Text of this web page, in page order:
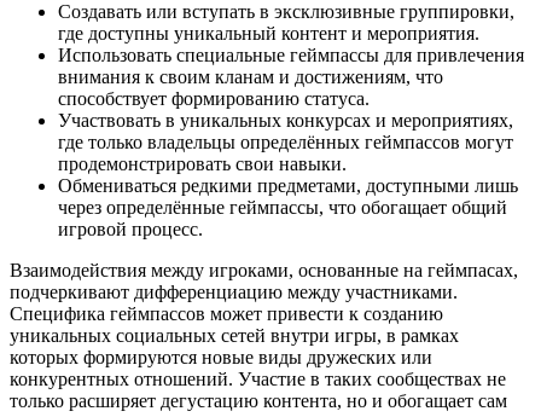
Создавать или вступать в эксклюзивные группировки,
где доступны уникальный контент и мероприятия.
Использовать специальные геймпассы для привлечения
внимания к своим кланам и достижениям, что
способствует формированию статуса.
Участвовать в уникальных конкурсах и мероприятиях,
где только владельцы определённых геймпассов могут
продемонстрировать свои навыки.
Обмениваться редкими предметами, доступными лишь
через определённые геймпассы, что обогащает общий
игровой процесс.
Взаимодействия между игроками, основанные на геймпасах,
подчеркивают дифференциацию между участниками.
Специфика геймпассов может привести к созданию
уникальных социальных сетей внутри игры, в рамках
которых формируются новые виды дружеских или
конкурентных отношений. Участие в таких сообществах не
только расширяет дегустацию контента, но и обогащает сам